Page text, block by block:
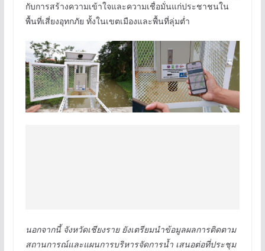
กับการสร้างความเข้าใจและความเชื่อมั่นแก่ประชาชนใน
พื้นที่เสี่ยงอุทกภัย ทั้งในเขตเมืองและพื้นที่ลุ่มต่ำ
นอกจากนี้ จังหวัดเชียงราย ยังเตรียมนำข้อมูลผลการติดตาม
สถานการณ์และแผนการบริหารจัดการน้ำ เสนอต่อที่ประชุม